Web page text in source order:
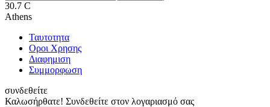
30.7 C
Athens
Ταυτοτητα
Οροι Χρησης
Διαφημιση
Συμμορφωση
συνδεθείτε
Καλωσήρθατε! Συνδεθείτε στον λογαριασμό σας